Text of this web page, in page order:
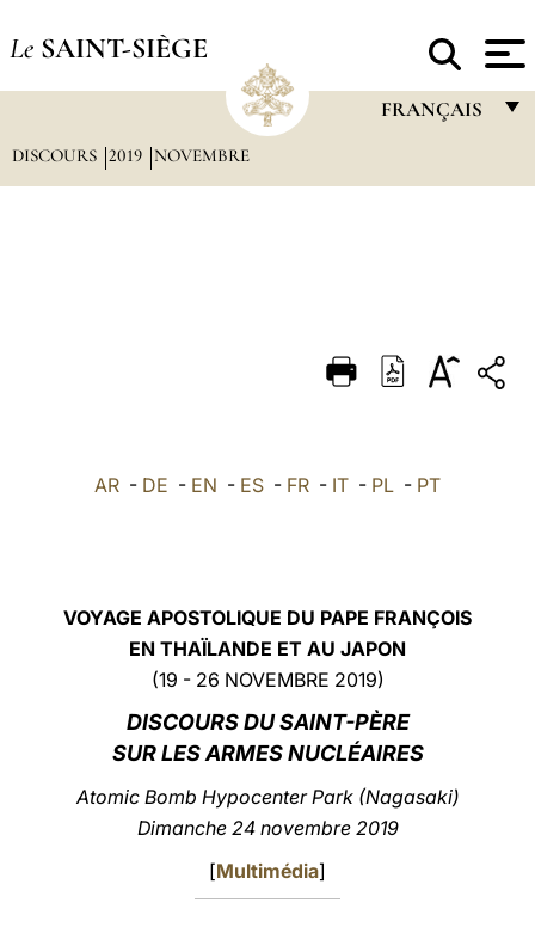
Le SAINT-SIÈGE
FRANÇAIS
DEUTSCH
العربيّة
DISCOURS 2019 NOVEMBRE
AR - DE - EN - ES - FR - IT - PL - PT
VOYAGE APOSTOLIQUE DU PAPE FRANÇOIS
EN THAÏLANDE ET AU JAPON
(19 - 26 NOVEMBRE 2019)
DISCOURSDU SAINT-PÈRE
SUR LES ARMES NUCLÉAIRES
Atomic Bomb Hypocenter Park (Nagasaki)
Dimanche 24 novembre 2019
[Multimédia]